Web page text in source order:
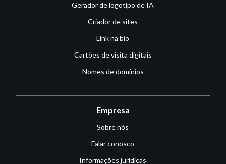
Gerador de logotipo de IA
Criador de sites
Link na bio
Cartões de visita digitais
Nomes de domínios
Empresa
Sobre nós
Falar conosco
Informações jurídicas